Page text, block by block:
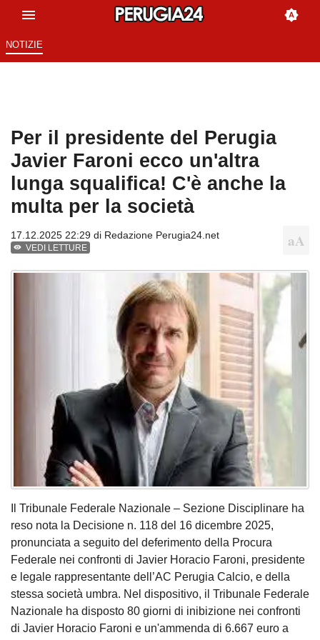
NOTIZIE
Per il presidente del Perugia
Javier Faroni ecco un'altra
lunga squalifica! C'è anche la
multa per la società
17.12.2025 22:29 di Redazione Perugia24.net
VEDI LETTURE
Il Tribunale Federale Nazionale – Sezione Disciplinare ha
reso nota la Decisione n. 118 del 16 dicembre 2025,
pronunciata a seguito del deferimento della Procura
Federale nei confronti di Javier Horacio Faroni, presidente
e legale rappresentante dell’AC Perugia Calcio, e della
stessa società umbra. Nel dispositivo, il Tribunale Federale
Nazionale ha disposto 80 giorni di inibizione nei confronti
di Javier Horacio Faroni e un'ammenda di 6.667 euro a